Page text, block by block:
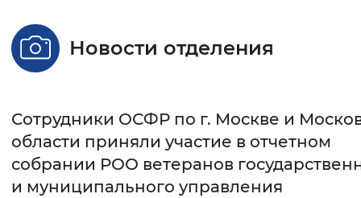
Стандартный Увеличенный
Интервал между буквами
Новости отделения
Сотрудники ОСФР по г. Москве и
области приняли участие в отчетном
собрании РОО ветеранов
и муниципального управления